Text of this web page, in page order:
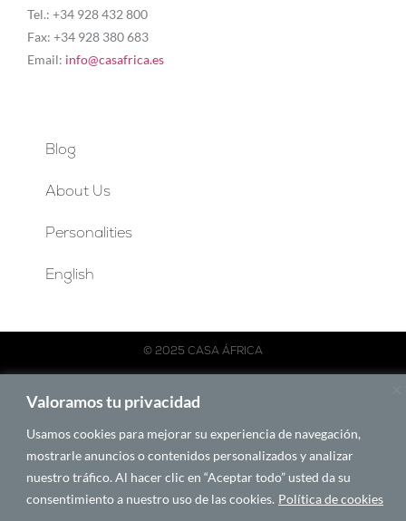
Valoramos tu privacidad
Usamos cookies para mejorar su experiencia de navegación,
mostrarle anuncios o contenidos personalizados y analizar
nuestro tráfico. Al hacer clic en “Aceptar todo” usted da su
consentimiento a nuestro uso de las cookies. Política de cookies
Tel.: +34 928 432 800
Fax: +34 928 380 683
Email: info@casafrica.es
Blog
About Us
Personalities
English
© 2025 CASA ÁFRICA
Español English
BY LAWA